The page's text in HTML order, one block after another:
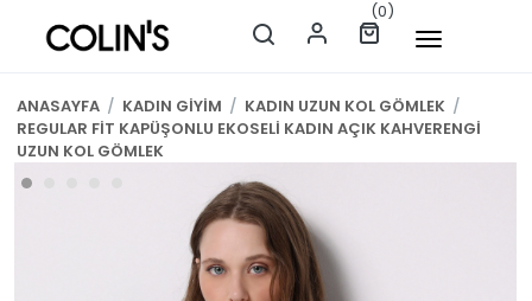
(0)
ANASAYFA / KADIN GİYİM / KADIN UZUN KOL GÖMLEK /
REGULAR FİT KAPÜŞONLU EKOSELİ KADIN AÇIK KAHVERENGİ
UZUN KOL GÖMLEK